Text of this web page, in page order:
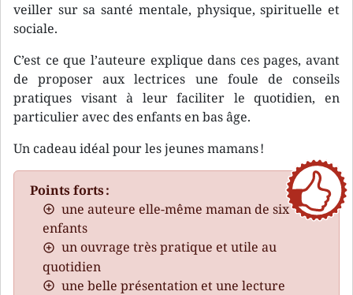
veiller sur sa santé mentale, physique, spirituelle et
sociale.
C’est ce que l’auteure explique dans ces pages, avant
de proposer aux lectrices une foule de conseils
pratiques visant à leur faciliter le quotidien, en
particulier avec des enfants en bas âge.
Un cadeau idéal pour les jeunes mamans !
Points forts :
une auteure elle-même maman de six
enfants
un ouvrage très pratique et utile au
quotidien
une belle présentation et une lecture